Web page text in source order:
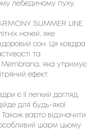
лебединому пуху.
ночей, яке
сон. Ця ковдра
та
Membrana, яка утримує
ефект.
є її легкий догляд.
для будь-якої
варто відзначити
шарм цьому